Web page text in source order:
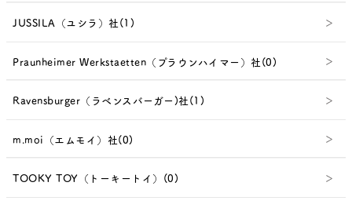
JUSSILA（ユシラ）社(1)
Praunheimer Werkstaetten（プラウンハイマー）社(0)
Ravensburger（ラベンスバーガー)社(1)
m.moi（エムモイ）社(0)
TOOKY TOY（トーキートイ）(0)